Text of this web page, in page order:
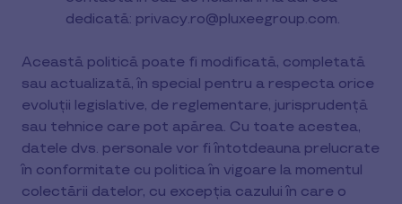
dedicată: privacy.ro@pluxeegroup.com.
Această politică poate fi modificată, completată
sau actualizată, în special pentru a respecta orice
evoluții legislative, de reglementare, jurisprudență
sau tehnice care pot apărea. Cu toate acestea,
datele dvs. personale vor fi întotdeauna prelucrate
în conformitate cu politica în vigoare la momentul
colectării datelor, cu excepția cazului în care o